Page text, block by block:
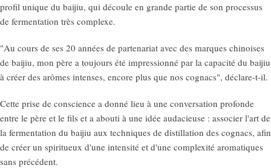
profil unique du baijiu, qui découle en grande partie de son processus
de fermentation très complexe.
"Au cours de ses 20 années de partenariat avec des marques chinoises
de baijiu, mon père a toujours été impressionné par la capacité du baijiu
à créer des arômes intenses, encore plus que nos cognacs", déclare-t-il.
Cette prise de conscience a donné lieu à une conversation profonde
entre le père et le fils et a abouti à une idée audacieuse : associer l'art de
la fermentation du baijiu aux techniques de distillation des cognacs, afin
de créer un spiritueux d'une intensité et d'une complexité aromatiques
sans précédent.